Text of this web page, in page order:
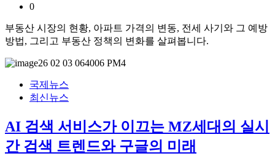
0
부동산 시장의 현황, 아파트 가격의 변동, 전세 사기와 그 예방
방법, 그리고 부동산 정책의 변화를 살펴봅니다.
국제뉴스
최신뉴스
AI 검색 서비스가 이끄는 MZ세대의 실시
간 검색 트렌드와 구글의 미래